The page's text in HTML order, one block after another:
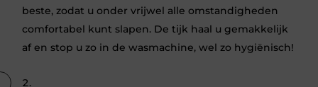
beste, zodat u onder vrijwel alle omstandigheden
comfortabel kunt slapen. De tijk haal u gemakkelijk
af en stop u zo in de wasmachine, wel zo hygiënisch!